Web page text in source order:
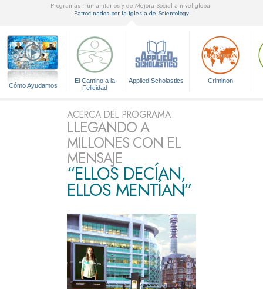
Programas Humanitarios y de Mejora Social a nivel global
Patrocinados por la Iglesia de Scientology
Cómo Ayudamos
El Camino a la
Felicidad
Applied Scholastics Criminon
ACERCA DEL PROGRAMA
LLEGANDO A
MILLONES CON EL
MENSAJE
“ELLOS DECÍAN,
ELLOS MENTÍAN”